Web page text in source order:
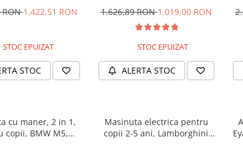
RON1.422,51 RON
STOC EPUIZAT
STOC
music player, albastru
1.626,89 RON1.019,00 RON
STOC EPUIZAT
ALERTA STOC
cu maner, 2 in 1,
copii, BMW M5,
Masinuta electrica pentru
copii 2-5 ani, Lamborghini